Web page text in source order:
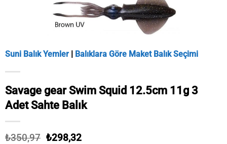
Suni Balık Yemler | Balıklara Göre Maket Balık Seçimi
Savage gear Swim Squid 12.5cm 11g 3
Adet Sahte Balık
₺350,97 Orijinal
₺298,32Şu